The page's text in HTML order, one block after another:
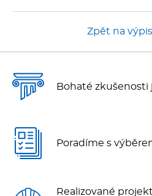
Nástroje
BAZAR
Zpět na
Bohaté zkušenosti
Poradíme s
Realizované